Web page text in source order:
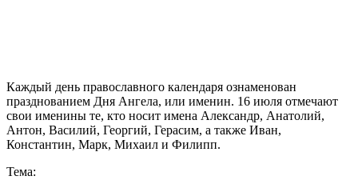
Каждый день православного календаря ознаменован
празднованием Дня Ангела, или именин. 16 июля отмечают
свои именины те, кто носит имена Александр, Анатолий,
Антон, Василий, Георгий, Герасим, а также Иван,
Константин, Марк, Михаил и Филипп.
Тема: